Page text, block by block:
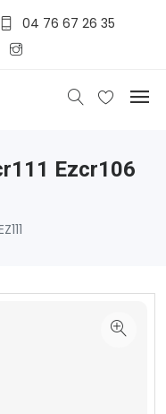
04 76 67 26 35
Ezcr106